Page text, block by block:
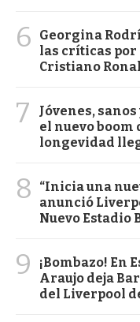
6
Georgina
las críticas por
Cristiano
7
Jóvenes,
el nuevo boom
longevidad
8
“Inicia una
anunció
Nuevo Estadio
9
¡Bombazo! En
Araujo deja
del Liverpool